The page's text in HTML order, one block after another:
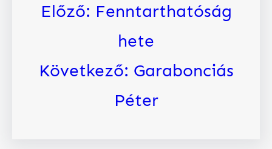
Előző: Fenntarthatóság
hete
Következő: Garabonciás
Péter